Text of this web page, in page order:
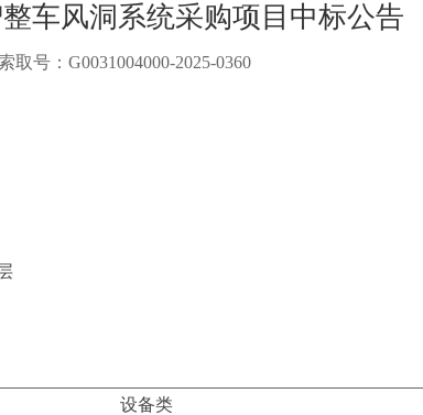
车风洞系统采购项目中标公告
取号：G0031004000-2025-0360
设备类